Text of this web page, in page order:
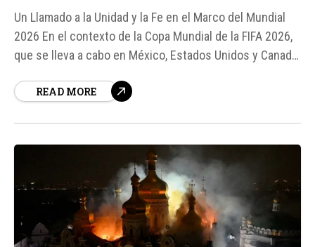
Un Llamado a la Unidad y la Fe en el Marco del Mundial
2026 En el contexto de la Copa Mundial de la FIFA 2026,
que se lleva a cabo en México, Estados Unidos y Canadá
Castro, Obispo de Cuernavaca y presidente de la
READ MORE